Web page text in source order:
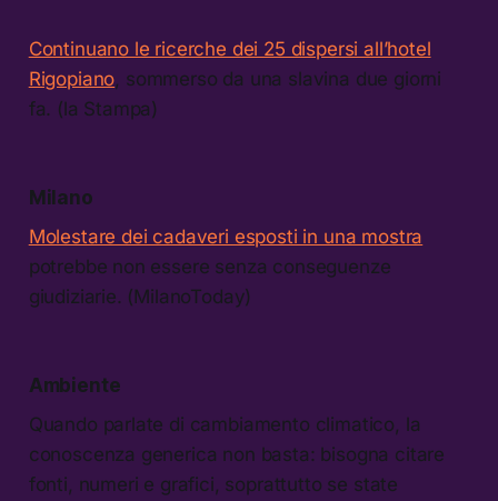
Continuano le ricerche dei 25 dispersi all’hotel
Rigopiano , sommerso da una slavina due giorni
fa. (la Stampa)
Milano
Molestare dei cadaveri esposti in una mostra
potrebbe non essere senza conseguenze
giudiziarie. (MilanoToday)
Ambiente
Quando parlate di cambiamento climatico, la
conoscenza generica non basta: bisogna citare
fonti, numeri e grafici, soprattutto se state